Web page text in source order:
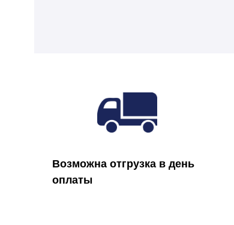
Возможна отгрузка в день
оплаты